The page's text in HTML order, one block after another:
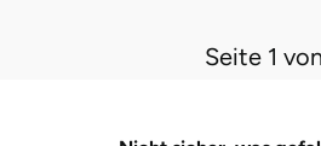
Seite 1